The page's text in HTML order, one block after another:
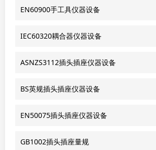
EN60900手工具仪器设备
IEC60320耦合器仪器设备
ASNZS3112插头插座仪器设备
BS英规插头插座仪器设备
EN50075插头插座仪器设备
GB1002插头插座量规